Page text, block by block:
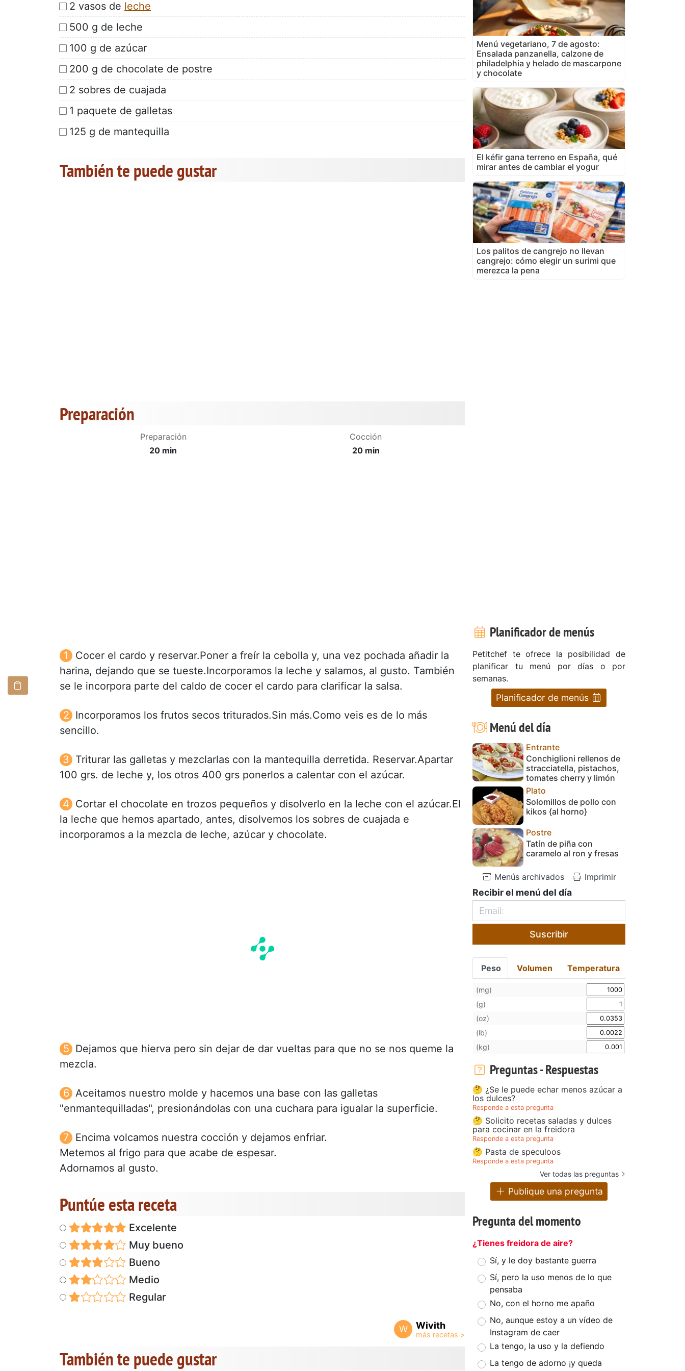
2 vasos de leche
500 g de leche
100 g de azúcar
200 g de chocolate de postre
2 sobres de cuajada
1 paquete de galletas
125 g de mantequilla
También te puede gustar
Preparación
Preparación
20 min
Cocción
20 min
Cocer el cardo y reservar.Poner a freír la cebolla y, una vez pochada añadir la
harina, dejando que se tueste.Incorporamos la leche y salamos, al gusto. También
se le incorpora parte del caldo de cocer el cardo para clarificar la salsa.
Incorporamos los frutos secos triturados.Sin más.Como veis es de lo más
sencillo.
Triturar las galletas y mezclarlas con la mantequilla derretida. Reservar.Apartar
100 grs. de leche y, los otros 400 grs ponerlos a calentar con el azúcar.
Cortar el chocolate en trozos pequeños y disolverlo en la leche con el azúcar.El
la leche que hemos apartado, antes, disolvemos los sobres de cuajada e
incorporamos a la mezcla de leche, azúcar y chocolate.
Dejamos que hierva pero sin dejar de dar vueltas para que no se nos queme la
mezcla.
Aceitamos nuestro molde y hacemos una base con las galletas
"enmantequilladas", presionándolas con una cuchara para igualar la superficie.
Encima volcamos nuestra cocción y dejamos enfriar.
Metemos al frigo para que acabe de espesar.
Adornamos al gusto.
Puntúe esta receta
Excelente
Muy bueno
Bueno
Medio
Regular
W Wivith
También te puede gustar
Menú vegetariano, 7 de agosto:
Ensalada panzanella, calzone de
philadelphia y helado de mascarpone
y chocolate
El kéfir gana terreno en España, qué
mirar antes de cambiar el yogur
Los palitos de cangrejo no llevan
cangrejo: cómo elegir un surimi que
merezca la pena
Planificador de menús
Petitchef te ofrece la posibilidad de
planificar tu menú por días o por
semanas.
Planificador de menús
Menú del día
Entrante
Conchiglioni rellenos de
stracciatella, pistachos,
tomates cherry y limón
Plato
Solomillos de pollo con
kikos {al horno}
Postre
Tatín de piña con
caramelo al ron y fresas
Menús archivados Imprimir
Recibir el menú del día
Suscribir
Peso Volumen Temperatura
(mg)
(g)
(oz)
(lb)
(kg)
Preguntas - Respuestas
🤔 ¿Se le puede echar menos azúcar a
los dulces?
Responde a esta pregunta
🤔 Solicito recetas saladas y dulces
para cocinar en la freidora
Responde a esta pregunta
🤔 Pasta de speculoos
Responde a esta pregunta
Ver todas las preguntas
Publique una pregunta
Pregunta del momento
¿Tienes freidora de aire?
Sí, y le doy bastante guerra
Sí, pero la uso menos de lo que
pensaba
No, con el horno me apaño
No, aunque estoy a un vídeo de
Instagram de caer
La tengo, la uso y la defiendo
La tengo de adorno ¡y queda